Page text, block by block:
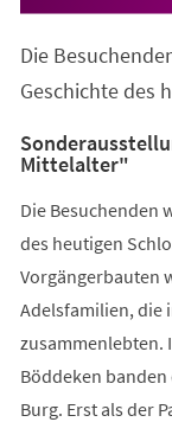
Die
Geschichte des
Mittelalter"
Die Besuchenden
des heutigen
Vorgängerbauten
Adelsfamilien, die
zusammenlebten.
Böddeken
Burg. Erst als der